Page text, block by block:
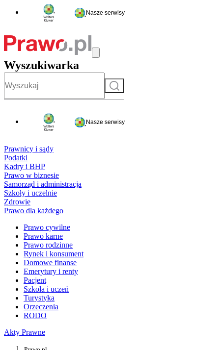
Nasze serwisy
Wyszukiwarka
Szukaj
Nasze serwisy
Prawnicy i sądy
Podatki
Kadry i BHP
Prawo w biznesie
Samorząd i administracja
Szkoły i uczelnie
Zdrowie
Prawo dla każdego
Prawo cywilne
Prawo karne
Prawo rodzinne
Rynek i konsument
Domowe finanse
Emerytury i renty
Pacjent
Szkoła i uczeń
Turystyka
Orzeczenia
RODO
Akty Prawne